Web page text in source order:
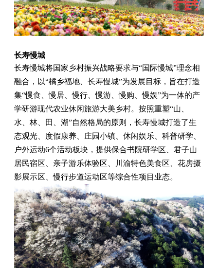
长寿慢城
长寿慢城将国家乡村振兴战略要求与“国际慢城”理念相
融合，以“橘乡福地、长寿慢城”为发展目标，旨在打造
集“慢食、慢居、慢行、慢游、慢购、慢娱”为一体的产
学研游现代农业休闲旅游大美乡村。按照重塑“山、
水、林、田、湖”自然格局的原则，长寿慢城打造了生
态观光、度假康养、庄园小镇、休闲娱乐、科普研学、
户外运动6个活动板块，提供保合书院研学区、君子山
居民宿区、亲子游乐体验区、川渝特色美食区、花房摄
影展示区、慢行步道运动区等综合性项目业态。